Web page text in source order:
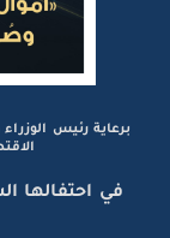
برعاية رئيس
في احتفالها